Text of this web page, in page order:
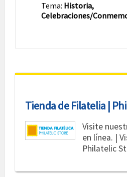
Tema: Historia,
Celebraciones/
Tienda de Filatelia |
Visite
en línea. |
Philatelic